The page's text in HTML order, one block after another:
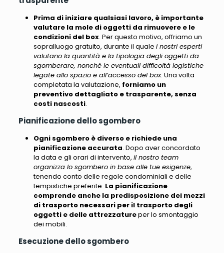
Prima di iniziare qualsiasi lavoro, è importante
valutare la mole di oggetti da rimuovere e le
condizioni del box. Per questo motivo, offriamo un
sopralluogo gratuito, durante il quale i nostri esperti
valutano la quantità e la tipologia degli oggetti da
sgomberare, nonché le eventuali difficoltà logistiche
legate allo spazio e all’accesso del box. Una volta
completata la valutazione, forniamo un
preventivo dettagliato e trasparente, senza
costi nascosti.
Pianificazione dello sgombero
Ogni sgombero è diverso e richiede una
pianificazione accurata. Dopo aver concordato
la data e gli orari di intervento, il nostro team
organizza lo sgombero in base alle tue esigenze,
tenendo conto delle regole condominiali e delle
tempistiche preferite. La pianificazione
comprende anche la predisposizione dei mezzi
di trasporto necessari per il trasporto degli
oggetti e delle attrezzatureper lo smontaggio
dei mobili.
Esecuzione dello sgombero